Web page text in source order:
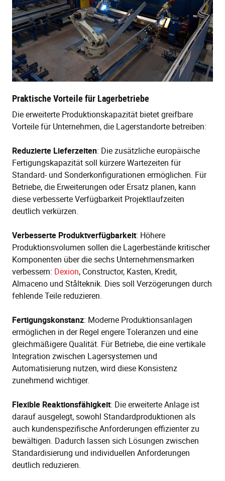
Praktische Vorteile für Lagerbetriebe
Die erweiterte Produktionskapazität bietet greifbare
Vorteile für Unternehmen, die Lagerstandorte betreiben:
Reduzierte Lieferzeiten: Die zusätzliche europäische
Fertigungskapazität soll kürzere Wartezeiten für
Standard- und Sonderkonfigurationen ermöglichen. Für
Betriebe, die Erweiterungen oder Ersatz planen, kann
diese verbesserte Verfügbarkeit Projektlaufzeiten
deutlich verkürzen.
Verbesserte Produktverfügbarkeit: Höhere
Produktionsvolumen sollen die Lagerbestände kritischer
Komponenten über die sechs Unternehmensmarken
verbessern: Dexion, Constructor, Kasten, Kredit,
Almaceno und Stålteknik. Dies soll Verzögerungen durch
fehlende Teile reduzieren.
Fertigungskonstanz: Moderne Produktionsanlagen
ermöglichen in der Regel engere Toleranzen und eine
gleichmäßigere Qualität. Für Betriebe, die eine vertikale
Integration zwischen Lagersystemen und
Automatisierung nutzen, wird diese Konsistenz
zunehmend wichtiger.
Flexible Reaktionsfähigkeit: Die erweiterte Anlage ist
darauf ausgelegt, sowohl Standardproduktionen als
auch kundenspezifische Anforderungen effizienter zu
bewältigen. Dadurch lassen sich Lösungen zwischen
Standardisierung und individuellen Anforderungen
deutlich reduzieren.